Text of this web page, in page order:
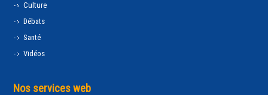
Culture
Débats
Santé
Vidéos
Nos services web